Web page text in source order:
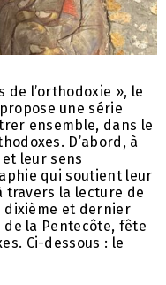
de l’orthodoxie », le
une série
ensemble, dans le
D’abord, à
leur sens
qui soutient leur
la lecture de
dixième et dernier
la Pentecôte, fête
Ci-dessous : le